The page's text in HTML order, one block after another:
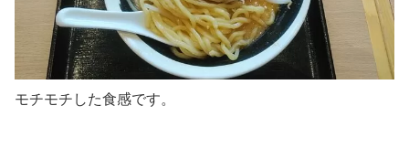
モチモチした食感です。